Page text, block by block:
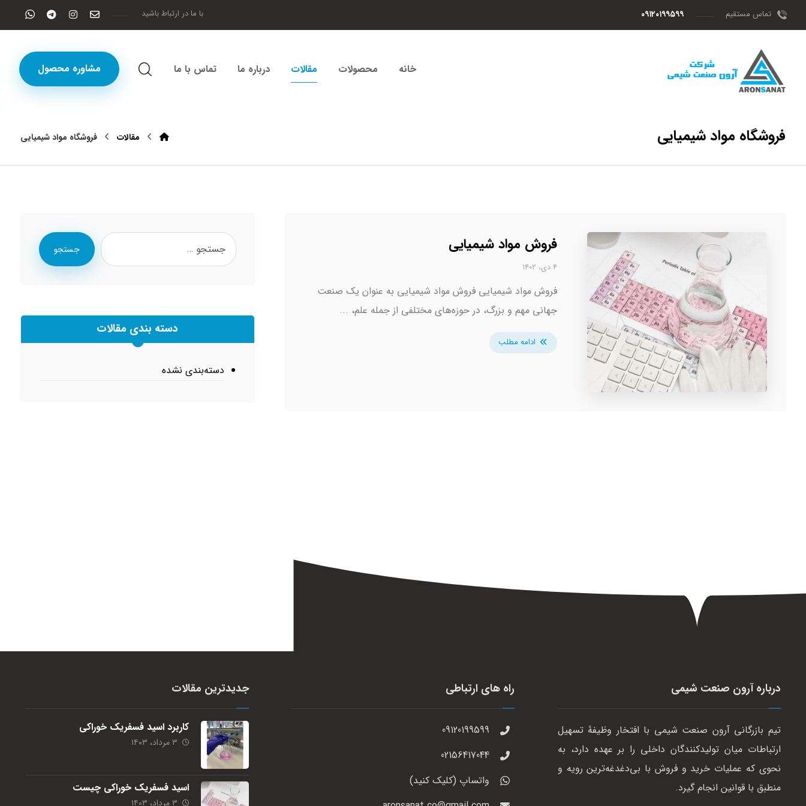
تماس مستقیم ۰۹۱۲۰۱۹۹۵۹۹ با ما در ارتباط باشید
مشاوره محصول خانه محصولات مقالات درباره ما تماس با ما
فروشگاه مواد شیمیایی مقالات فروشگاه مواد شیمیایی
فروش مواد شیمیایی
۴ دی، ۱۴۰۲
فروش مواد شیمیایی فروش مواد شیمیایی به عنوان یک صنعت
جهانی مهم و بزرگ، در حوزه‌های مختلفی از جمله علم، ...
ادامه مطلب
جستجو
دسته بندی مقالات
دسته‌بندی نشده
درباره آرون صنعت شیمی
تیم بازرگانی آرون صنعت شیمی با افتخار وظیفهٔ تسهیل
ارتباطات میان تولیدکنندگان داخلی را بر عهده دارد، به
نحوی که عملیات خرید و فروش با بی‌دغدغه‌ترین رویه و
منطبق با قوانین انجام گیرد.
راه های ارتباطی
09120199599
02156417044
واتساپ (کلیک کنید)
جدیدترین مقالات
کاربرد اسید فسفریک خوراکی
۳ مرداد، ۱۴۰۳
اسید فسفریک خوراکی چیست
۳ مرداد، ۱۴۰۳